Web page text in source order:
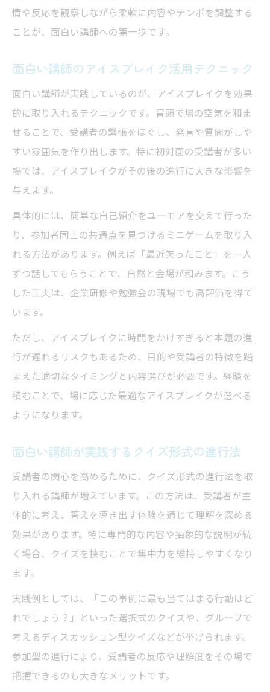
情や反応を観察しながら柔軟に内容やテンポを調整する
ことが、面白い講師への第一歩です。
面白い講師のアイスブレイク活用テクニック
面白い講師が実践しているのが、アイスブレイクを効果
的に取り入れるテクニックです。冒頭で場の空気を和ま
せることで、受講者の緊張をほぐし、発言や質問がしや
すい雰囲気を作り出します。特に初対面の受講者が多い
場では、アイスブレイクがその後の進行に大きな影響を
与えます。
具体的には、簡単な自己紹介をユーモアを交えて行った
り、参加者同士の共通点を見つけるミニゲームを取り入
れる方法があります。例えば「最近笑ったこと」を一人
ずつ話してもらうことで、自然と会場が和みます。こう
した工夫は、企業研修や勉強会の現場でも高評価を得て
います。
ただし、アイスブレイクに時間をかけすぎると本題の進
行が遅れるリスクもあるため、目的や受講者の特徴を踏
まえた適切なタイミングと内容選びが必要です。経験を
積むことで、場に応じた最適なアイスブレイクが選べる
ようになります。
面白い講師が実践するクイズ形式の進行法
受講者の関心を高めるために、クイズ形式の進行法を取
り入れる講師が増えています。この方法は、受講者が主
体的に考え、答えを導き出す体験を通じて理解を深める
効果があります。特に専門的な内容や抽象的な説明が続
く場合、クイズを挟むことで集中力を維持しやすくなり
ます。
実践例としては、「この事例に最も当てはまる行動はど
れでしょう？」といった選択式のクイズや、グループで
考えるディスカッション型クイズなどが挙げられます。
参加型の進行により、受講者の反応や理解度をその場で
把握できるのも大きなメリットです。